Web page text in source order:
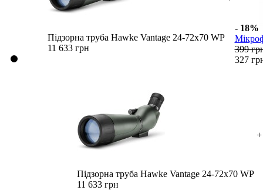
Підзорна труба Hawke Vantage 24-72x70 WP
11 633 грн
- 18%
399
327
Підзорна труба Hawke Vantage 24-72x70 WP
11 633 грн
+